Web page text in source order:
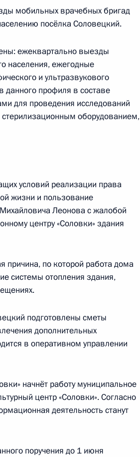
совещание по развитию
цифровой экономики
платформ
2026 года, 17:00
Конституция Российской
CONSTITUTION.KREMLIN.RU
Официальный портал
правовой информации
Совет Федерации
ресурсы
Правовая и
техническая
О портале
мобильных врачебных бригад
посёлка Соловецкий.
ежеквартально выезды
населения, ежегодные
и ультразвукового
данного профиля в составе
для проведения исследований
оборудованием,
условий реализации права
жизни и пользование
Леонова с жалобой
центру «Соловки» здания
причина, по которой работа дома
системы отопления здания,
подготовлены сметы
дополнительных
в оперативном управлении
начнёт работу муниципальное
центр «Соловки». Согласно
деятельность станут
поручения до 1 июня